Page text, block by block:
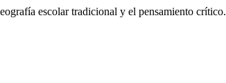
escolar tradicional y el pensamiento crítico.